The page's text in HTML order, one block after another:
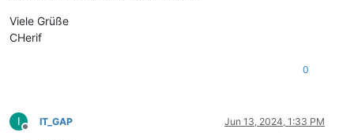
Viele Grüße
CHerif
0
I
Offline
IT_GAP Jun 13, 2024, 1:33 PM